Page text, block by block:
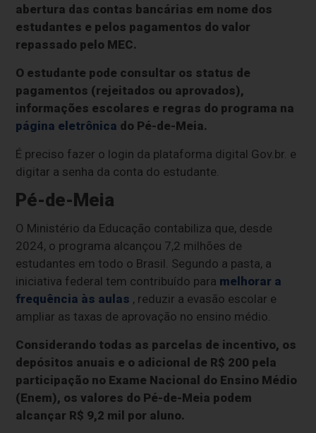
abertura das contas bancárias em nome dos
estudantes e pelos pagamentos do valor
repassado pelo MEC.
O estudante pode consultar os status de
pagamentos (rejeitados ou aprovados),
informações escolares e regras do programa na
página eletrônica do Pé-de-Meia.
É preciso fazer o login da plataforma digital Gov.br. e
digitar a senha da conta do estudante.
Pé-de-Meia
O Ministério da Educação contabiliza que, desde
2024, o programa alcançou 7,2 milhões de
estudantes em todo o Brasil. Segundo a pasta, a
iniciativa federal tem contribuído para melhorar a
frequência às aulas , reduzir a evasão escolar e
ampliar as taxas de aprovação no ensino médio.
Considerando todas as parcelas de incentivo, os
depósitos anuais e o adicional de R$ 200 pela
participação no Exame Nacional do Ensino Médio
(Enem), os valores do Pé-de-Meia podem
alcançar R$ 9,2 mil por aluno.